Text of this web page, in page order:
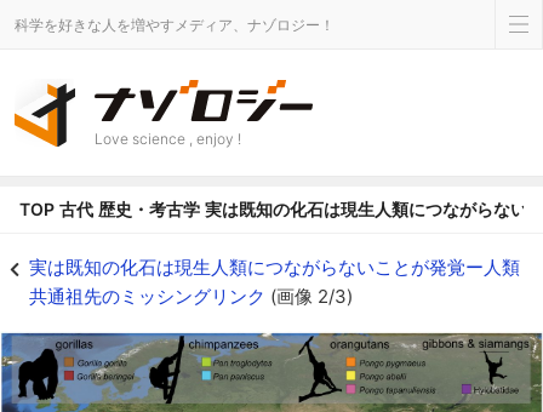
科学を好きな人を増やすメディア、ナゾロジー！
Love science , enjoy !
TOP 古代 歴史・考古学 実は既知の化石は現生人類につながらない
実は既知の化石は現生人類につながらないことが発覚ー人類
共通祖先のミッシングリンク (画像 2/3)